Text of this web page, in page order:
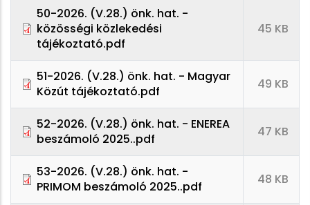
50-2026. (V.28.) önk. hat. -
közösségi közlekedési
tájékoztató.pdf
45 KB
51-2026. (V.28.) önk. hat. - Magyar
Közút tájékoztató.pdf
49 KB
52-2026. (V.28.) önk. hat. - ENEREA
beszámoló 2025..pdf
47 KB
53-2026. (V.28.) önk. hat. -
PRIMOM beszámoló 2025..pdf
48 KB